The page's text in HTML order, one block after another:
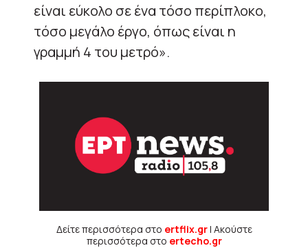
είναι εύκολο σε ένα τόσο περίπλοκο,
τόσο μεγάλο έργο, όπως είναι η
γραμμή 4 του μετρό».
Δείτε περισσότερα στο ertflix.gr| Ακούστε
περισσότερα στο ertecho.gr